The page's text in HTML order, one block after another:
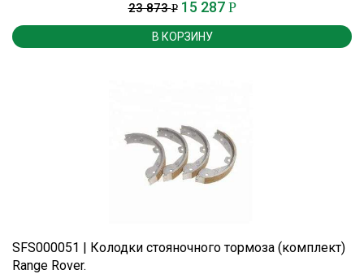
23 873Р 15 287 Р
В КОРЗИНУ
SFS000051 | Колодки стояночного тормоза (комплект)
Range Rover.